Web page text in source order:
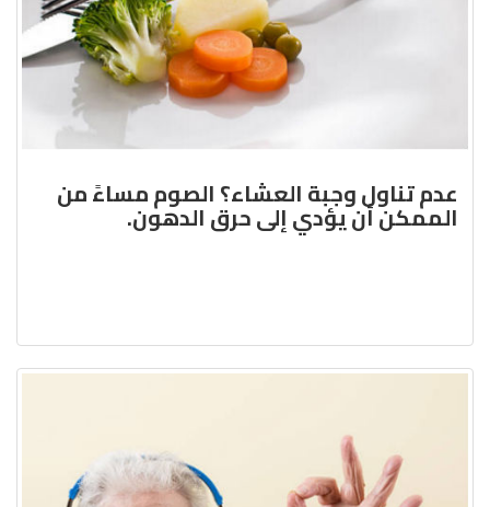
عدم تناول وجبة العشاء؟ الصوم مساءً من
الممكن أن يؤدي إلى حرق الدهون.